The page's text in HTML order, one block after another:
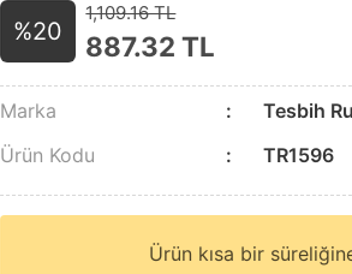
%20
1,109.16 TL
887.32 TL
Marka
Tesbih
Ürün Kodu
TR1596
Ürün kısa bir